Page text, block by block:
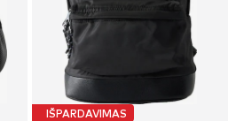
IŠPARDAVIMAS